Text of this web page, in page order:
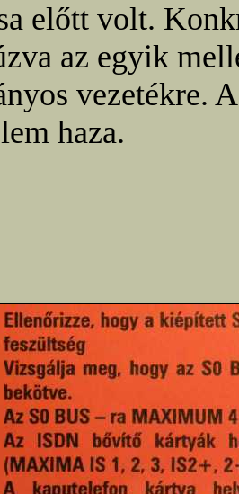
előtt volt.
az egyik
vezetékre.
haza.